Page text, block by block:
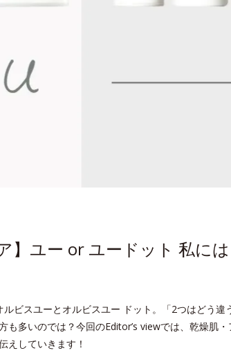
】ユー or ユードット 私には
ビスユーとオルビスユー ドット。「2つはどう違
も多いのでは？今回のEditor’s viewでは、乾燥肌
えしていきます！